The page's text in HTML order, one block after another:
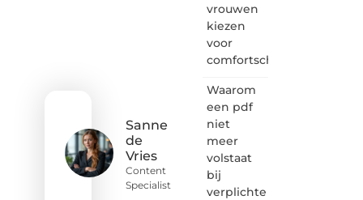
Sanne
de
Vries
Content
Specialist
vrouwen
kiezen
voor
comfortschoenen
Waarom
een pdf
niet
meer
volstaat
bij
verplichte